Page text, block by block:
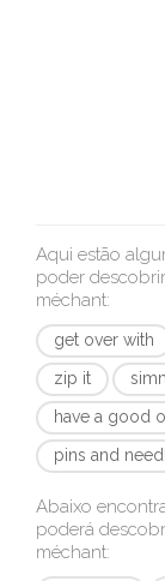
Aqui estão
poder
méchant:
get over with
zip it
have a good
pins and
Abaixo
poderá
méchant: